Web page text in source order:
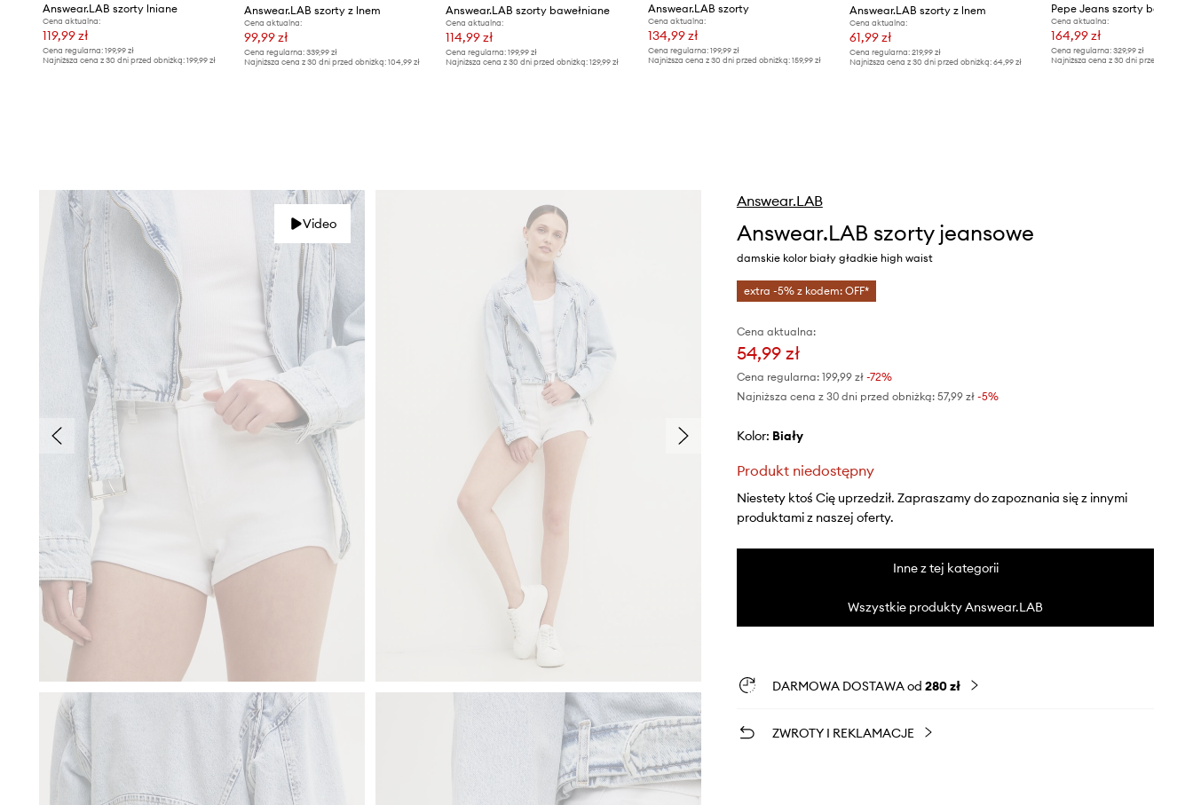
Answear.LAB szorty lniane
Cena aktualna:
119,99 zł
Cena regularna: 199,99 zł
Najniższa cena z 30 dni przed obniżką: 199,99 zł
Answear.LAB szorty z lnem
Cena aktualna:
99,99 zł
Cena regularna:339,99 zł
Najniższa cena z 30 dni przed obniżką:104,99 zł
Answear.LAB szorty bawełniane
Cena aktualna:
114,99 zł
Cena regularna: 199,99 zł
Najniższa cena z 30 dni przed obniżką: 129,99 zł
Answear.LAB szorty
Cena aktualna:
134,99 zł
Cena regularna: 199,99 zł
Najniższa cena z 30 dni przed obniżką: 159,99 zł
Answear.LAB szorty z lnem
Cena aktualna:
61,99 zł
Cena regularna:219,99 zł
Najniższa cena z 30 dni przed obniżką:64,99 zł
Pepe Jeans szorty
Cena aktualna:
164,99 zł
Cena regularna: 329,99 zł
Najniższa cena z 30 dni przed obniżką:
Video
Answear.LAB
Answear.LAB szorty jeansowe
damskie kolor biały gładkie high waist
extra -5% z kodem: OFF*
Cena aktualna:
54,99 zł
Cena regularna: 199,99 zł-72%
Najniższa cena z 30 dni przed obniżką: 57,99 zł -5%
Kolor: biały
Produkt niedostępny
Niestety ktoś Cię uprzedził. Zapraszamy do zapoznania się z innymi
produktami z naszej oferty.
Inne z tej kategorii
Wszystkie produkty Answear.LAB
DARMOWA DOSTAWA od 280 zł
ZWROTY I REKLAMACJE